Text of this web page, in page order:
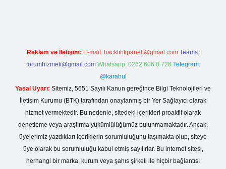
Reklam ve İletişim: E-mail: backlinkpaneli@gmail.com Teams:
forumhizmeti@gmail.com Whatsapp: 0262 606 0 726 Telegram:
@karabul
Yasal Uyarı: Sitemiz, 5651 Sayılı Kanun gereğince Bilgi Teknolojileri ve
İletişim Kurumu (BTK) tarafından onaylanmış bir Yer Sağlayıcı olarak
hizmet vermektedir. Bu nedenle, sitedeki içerikleri proaktif olarak
denetleme veya araştırma yükümlülüğümüz bulunmamaktadır. Ancak,
üyelerimiz yazdıkları içeriklerin sorumluluğunu taşımakta olup, siteye
üye olarak bu sorumluluğu kabul etmiş sayılırlar. Bu internet sitesi,
herhangi bir marka, kurum veya şahıs şirketi ile hiçbir bağlantısı